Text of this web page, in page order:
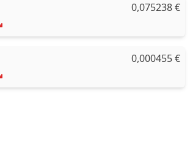
0,075238€
0,000455€